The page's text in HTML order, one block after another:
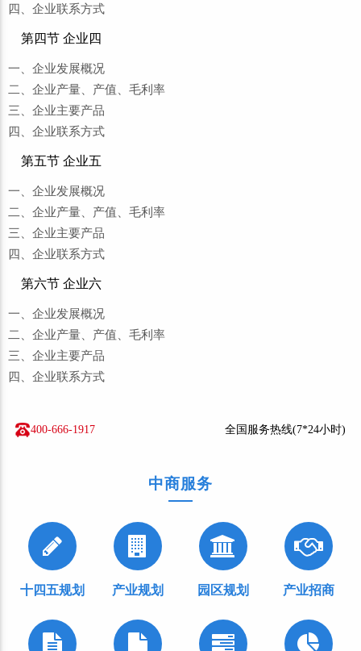
四、企业联系方式
第四节 企业四
一、企业发展概况
二、企业产量、产值、毛利率
三、企业主要产品
四、企业联系方式
第五节 企业五
一、企业发展概况
二、企业产量、产值、毛利率
三、企业主要产品
四、企业联系方式
第六节 企业六
一、企业发展概况
二、企业产量、产值、毛利率
三、企业主要产品
四、企业联系方式
400-666-1917 全国服务热线(7*24小时)
中商服务
十四五规划 产业规划 园区规划 产业招商